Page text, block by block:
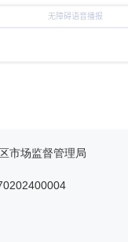
市场监督管理局